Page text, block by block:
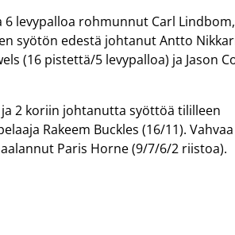
levypalloa rohmunnut Carl
syötön edestä johtanut Antto
(16 pistettä/5 levypalloa) ja Jason
2 koriin johtanutta syöttöä tililleen
Rakeem Buckles (16/11). Vahvaa
Paris Horne (9/7/6/2 riistoa).